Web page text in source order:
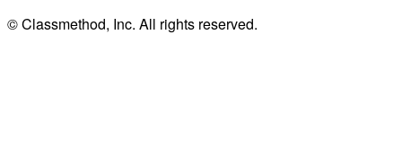
© Classmethod, Inc. All rights reserved.